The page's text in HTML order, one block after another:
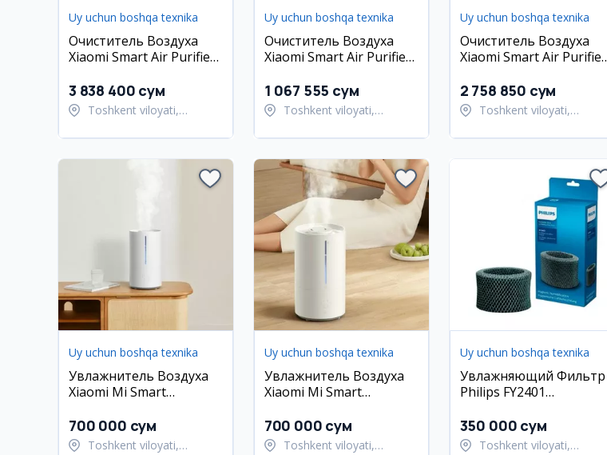
Uy uchun boshqa texnika
Очиститель Воздуха
Xiaomi Smart Air Purifier
3 838 400 сум
Toshkent viloyati,
Uy uchun boshqa texnika
Очиститель Воздуха
Xiaomi Smart Air Purifier
Гарантия
1 067 555 сум
Toshkent viloyati,
Uy uchun boshqa texnika
Очиститель Воздуха
Xiaomi Smart Air Purifier
2 758 850 сум
Toshkent viloyati,
Uy uchun boshqa texnika
Увлажнитель Воздуха
Xiaomi Mi Smart
Глобальная Версия
700 000 сум
Toshkent viloyati,
Uy uchun boshqa texnika
Увлажнитель Воздуха
Xiaomi Mi Smart
Глобальная Версия
700 000 сум
Toshkent viloyati,
Uy uchun boshqa texnika
Увлажняющий Фильтр
Philips FY2401
350 000 сум
Toshkent viloyati,